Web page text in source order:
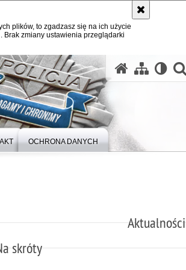
plików, to zgadzasz się na ich użycie
zmiany ustawienia przeglądarki
OCHRONA DANYCH
Aktualności
skróty